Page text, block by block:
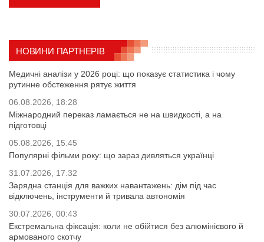
НОВИНИ ПАРТНЕРІВ
Медичні аналізи у 2026 році: що показує статистика і чому
рутинне обстеження рятує життя
06.08.2026, 18:28
Міжнародний переказ ламається не на швидкості, а на
підготовці
05.08.2026, 15:45
Популярні фільми року: що зараз дивляться українці
31.07.2026, 17:32
Зарядна станція для важких навантажень: дім під час
відключень, інструменти й тривала автономія
30.07.2026, 00:43
Екстремальна фіксація: коли не обійтися без алюмінієвого й
армованого скотчу